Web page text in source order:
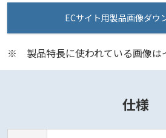
ECサイト用製品画像ダウ
※ 製品特長に使われている画像は
仕様